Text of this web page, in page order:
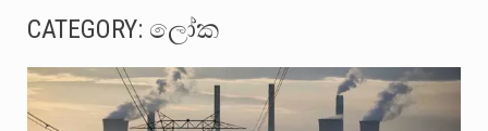
මේ, දන්නා හඳුනන ලියන්නකුගේ නන්නාඳුනන අඩවියක සැරිසරා ලද ආස්වාදනීය මොහොතක සිංහාවලෝකනයකි .කෙටි කවියක දිගු බර…
CATEGORY: ලෝක